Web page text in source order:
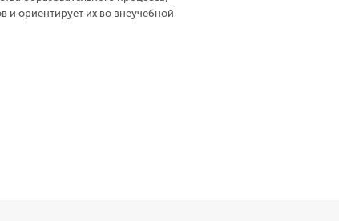
и ориентирует их во внеучебной